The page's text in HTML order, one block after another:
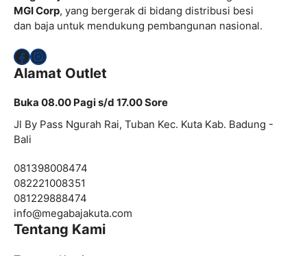
MGI Corp, yang bergerak di bidang distribusi besi
dan baja untuk mendukung pembangunan nasional.
Facebook
Instagram
Alamat Outlet
Buka 08.00 Pagi s/d 17.00 Sore
Jl By Pass Ngurah Rai, Tuban Kec. Kuta Kab. Badung -
Bali
081398008474
082221008351
081229888474
info@megabajakuta.com
Tentang Kami